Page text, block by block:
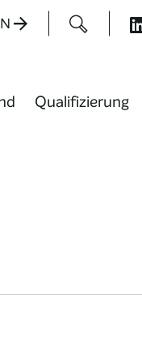
Qualifizierung